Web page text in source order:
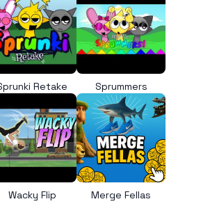
Retake Sprummers
Wacky Flip Merge Fellas